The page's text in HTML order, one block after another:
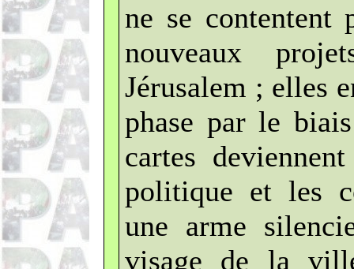
ne se contentent
nouveaux
Jérusalem ; elles
phase par le
cartes
politique et les
une arme
visage de la